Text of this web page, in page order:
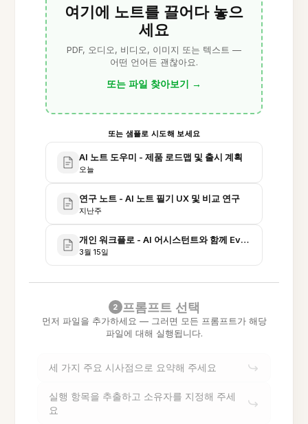
여기에 노트를 끌어다 놓으
세요
PDF, 오디오, 비디오, 이미지 또는 텍스트 —
어떤 언어든 괜찮아요.
또는 파일 찾아보기 →
또는 샘플로 시도해 보세요
AI 노트 도우미 - 제품 로드맵 및 출시 계획
오늘
연구 노트 - AI 노트 필기 UX 및 비교 연구
지난주
개인 워크플로 - AI 어시스턴트와 함께 Evernote 사용(노
3월 15일
2 프롬프트 선택
먼저 파일을 추가하세요 — 그러면 모든 프롬프트가 해당
파일에 대해 실행됩니다.
세 가지 주요 시사점으로 요약해 주세요
실행 항목을 추출하고 소유자를 지정해 주세
요